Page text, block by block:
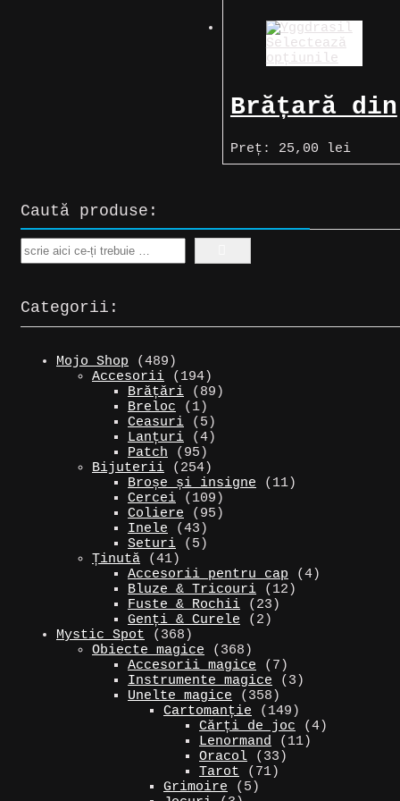
Selectează
opțiunile
Brățară din
piele cu
Yggdrasil
Preț: 25,00 lei
Caută produse:
Categorii:
Mojo Shop 489489
de
produse
Accesorii 194194
de
produse
Brățări 8989
Breloc 11
produs
Ceasuri 55
produse
Lanțuri 44
Patch 9595
de
produse
Bijuterii 254254
de
produse
Broșe și insigne 1111
Cercei 109109
produse
Coliere 9595
Inele 4343
de
Seturi 55
Ținută 4141
de
produse
Accesorii pentru cap 44
Bluze & Tricouri 1212
Fuste & Rochii 2323
Genți & Curele 22
Mystic Spot 368368
de
produse
Obiecte magice 368368
de
produse
Accesorii magice 77
produse
Instrumente magice 33
Unelte magice 358358
de
produse
Cartomanție 149149
de
produse
Cărți de joc 44
Lenormand 1111
Oracol 3333
Tarot 7171
Grimoire 55